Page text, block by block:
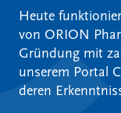
Heute
von ORION
Gründung mit
unserem Portal
deren